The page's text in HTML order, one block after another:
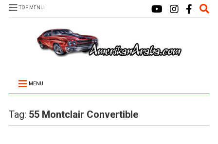
TOP MENU
MENU
Tag: 55 Montclair Convertible